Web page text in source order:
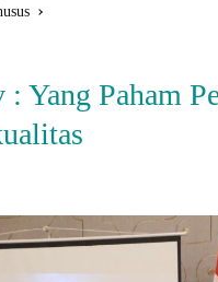
: Yang Paham